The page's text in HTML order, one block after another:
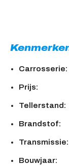
Carrosserie:
Prijs:
Tellerstand:
Brandstof:
Transmissie:
Bouwjaar: